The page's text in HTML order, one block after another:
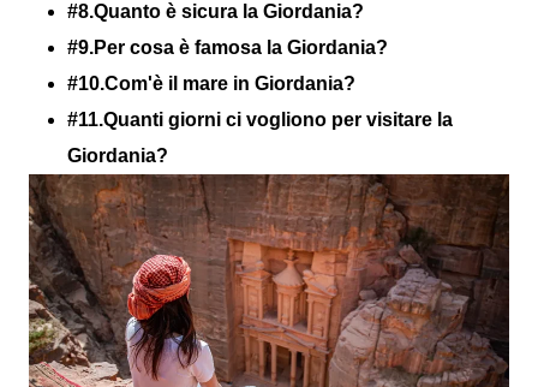
#8.Quanto è sicura la Giordania?
#9.Per cosa è famosa la Giordania?
#10.Com'è il mare in Giordania?
#11.Quanti giorni ci vogliono per visitare la
Giordania?